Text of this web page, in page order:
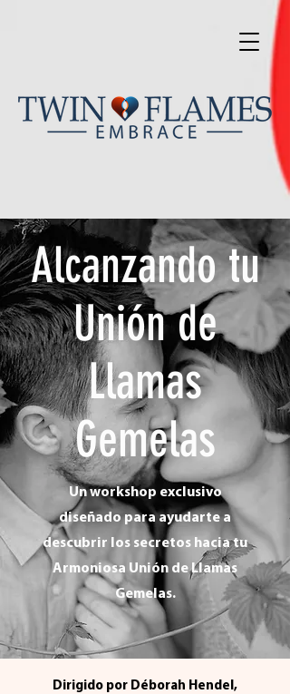
Alcanzando tu
Unión de
Llamas
Gemelas
Un workshop exclusivo
diseñado para ayudarte a
descubrir los secretos hacia tu
Armoniosa Unión de Llamas
Gemelas.
Dirigido por Déborah Hendel,